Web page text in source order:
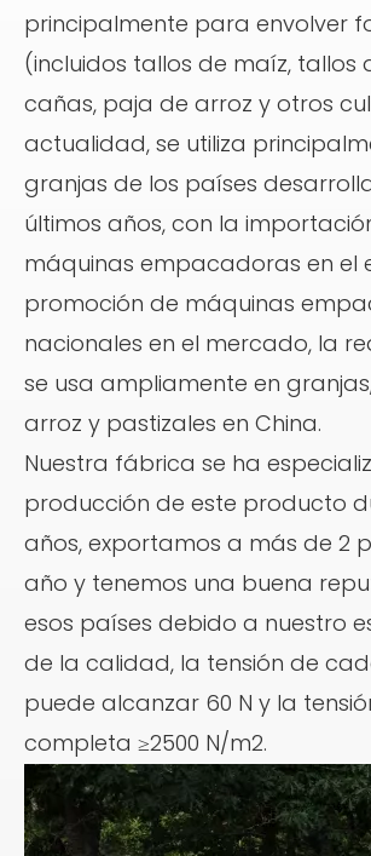
principalmente para envolver
(incluidos tallos de maíz, tallos
cañas, paja de arroz y otros
actualidad, se utiliza
granjas de los países
últimos años, con la
máquinas empacadoras en el
promoción de máquinas
nacionales en el mercado, la
se usa ampliamente en
arroz y pastizales en China.
Nuestra fábrica se ha
producción de este producto
años, exportamos a más de 2
año y tenemos una buena
esos países debido a nuestro
de la calidad, la tensión de
puede alcanzar 60 N y la
completa ≥2500 N/m2.